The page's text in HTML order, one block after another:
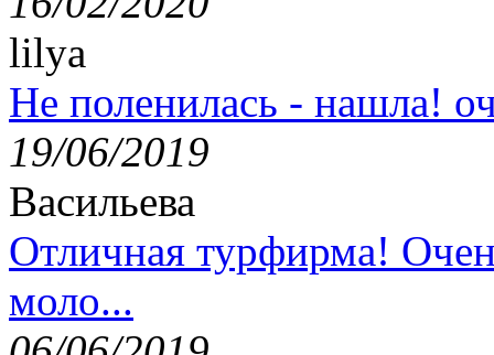
lilya
Не поленилась - нашла!
19/06/2019
Васильева
Отличная турфирма!
моло...